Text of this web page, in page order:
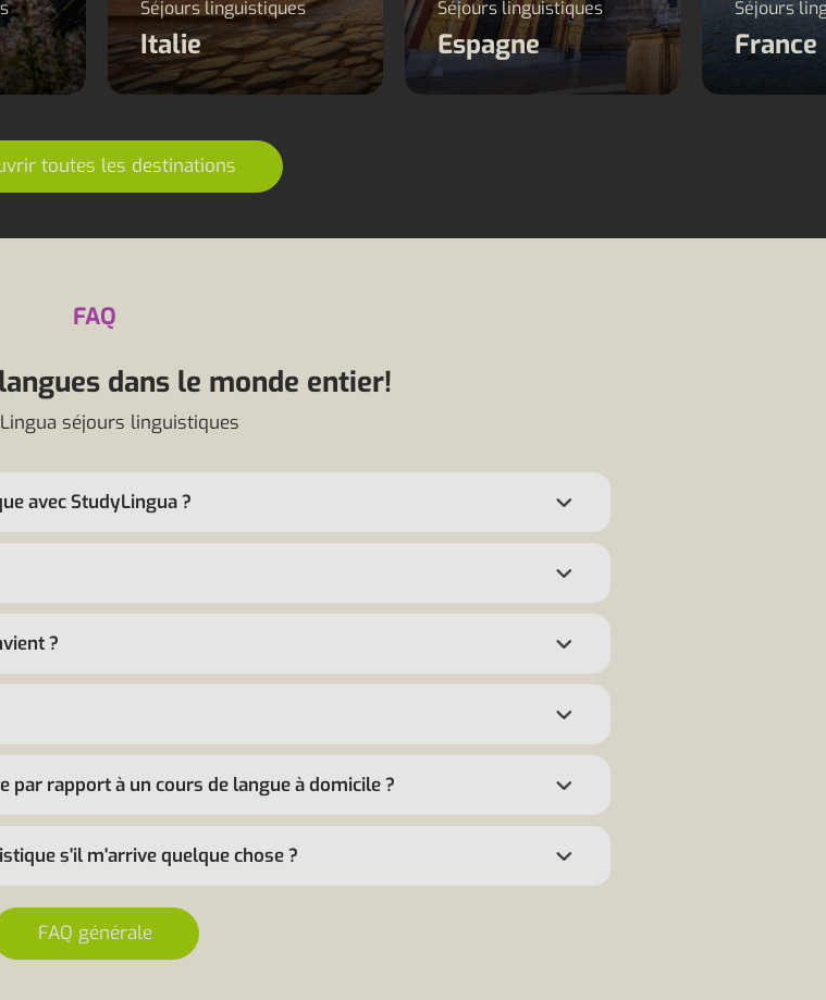
Séjours linguistiques
Italie
Séjours linguistiques
Espagne
Séjours
France
toutes les destinations
FAQ
dans le monde entier!
séjours linguistiques
avec StudyLingua ?
?
rapport à un cours de langue à domicile ?
s'il m'arrive quelque chose ?
FAQ générale